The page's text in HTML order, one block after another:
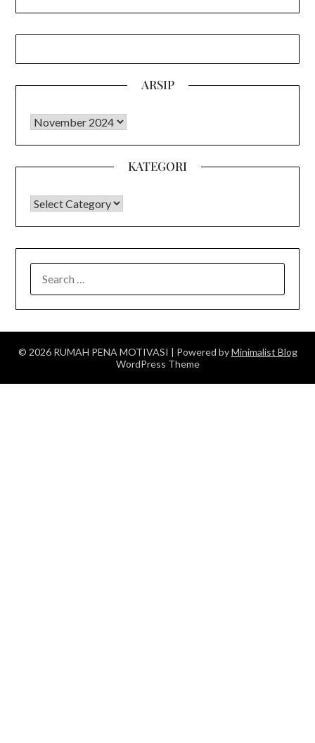
ARSIP
Arsip
KATEGORI
KATEGORI
FOR:
© 2026 RUMAH PENA MOTIVASI | Powered byMinimalist Blog
WordPress Theme